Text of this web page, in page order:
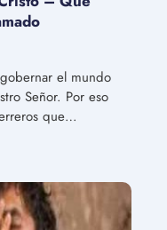
el mundo
Señor. Por eso
que…